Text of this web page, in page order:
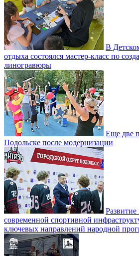
В
отдыха состоялся мастер-класс по
линогравюры
Еще две
Подольске после модернизации
Развитие
современной спортивной
ключевых направлений народной